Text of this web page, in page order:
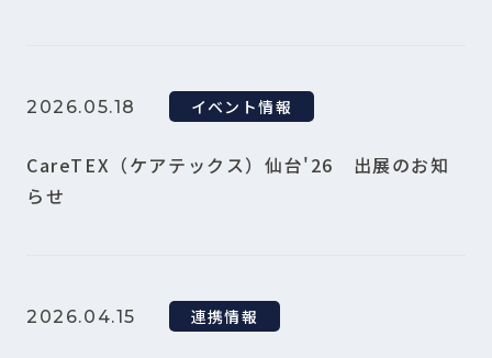
2026.05.18 イベント情報
CareTEX（ケアテックス）仙台'26 出展のお知
らせ
2026.04.15 連携情報